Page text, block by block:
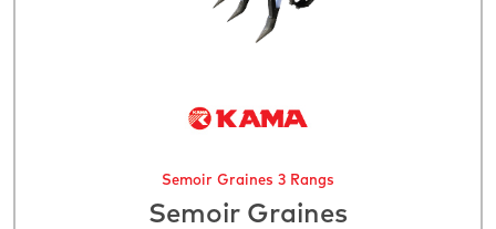
Semoir Graines 3 Rangs
Semoir Graines